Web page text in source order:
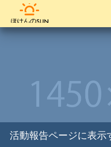
活動報告ページに表示
お問い合せ
保険の種類